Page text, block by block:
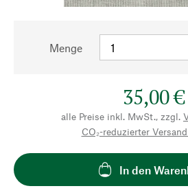
Menge
35,00 €
alle Preise inkl. MwSt., zzgl.
CO₂-reduzierter
In den